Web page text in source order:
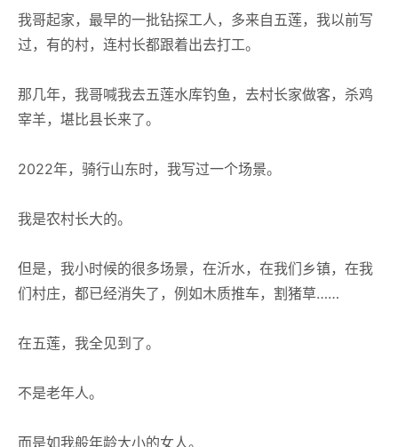
我哥起家，最早的一批钻探工人，多来自五莲，我以前写
过，有的村，连村长都跟着出去打工。
那几年，我哥喊我去五莲水库钓鱼，去村长家做客，杀鸡
宰羊，堪比县长来了。
2022年，骑行山东时，我写过一个场景。
我是农村长大的。
但是，我小时候的很多场景，在沂水，在我们乡镇，在我
们村庄，都已经消失了，例如木质推车，割猪草……
在五莲，我全见到了。
不是老年人。
而是如我般年龄大小的女人。